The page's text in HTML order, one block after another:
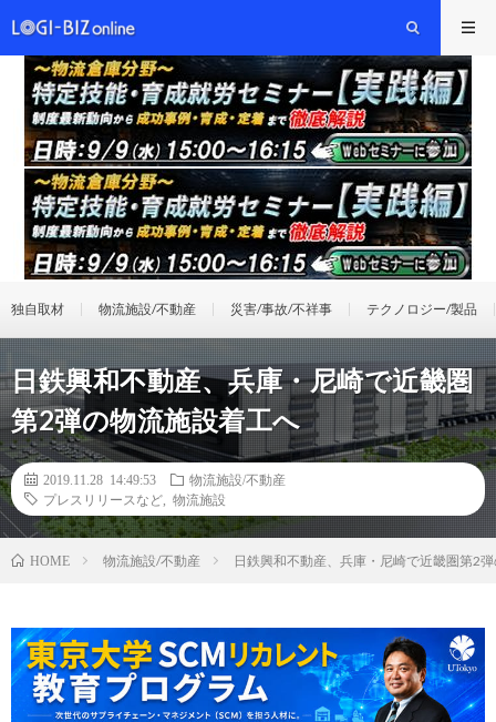
独自取材 物流施設/不動産 災害/事故/不祥事 テクノロジー/製品
日鉄興和不動産、兵庫・尼崎で近畿圏
第2弾の物流施設着工へ
2019.11.28 14:49:53
物流施設/不動産
プレスリリースなど
物流施設
HOME 物流施設/不動産 日鉄興和不動産、兵庫・尼崎で近畿圏第2